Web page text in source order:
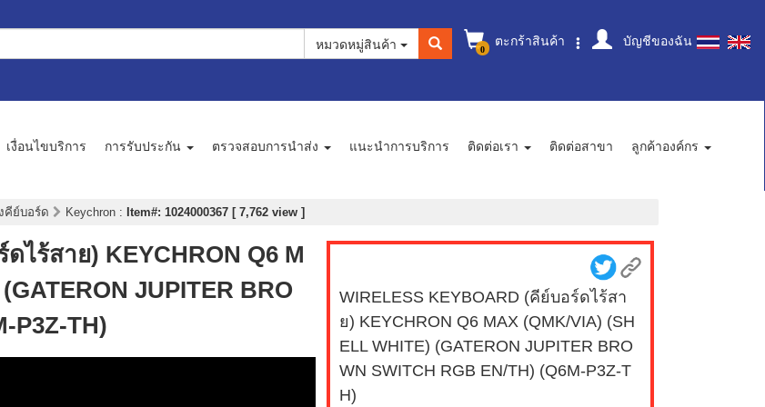
0 ตะกร้าสินค้า บัญชีของฉัน
หมวดหมู่สินค้า
เงื่อนไขบริการ การรับประกัน ตรวจสอบการนำส่ง แนะนำการบริการ ติดต่อเรา ติดต่อสาขา
ลูกค้าองค์กร
คีย์บอร์ด Keychron : Item#: 1024000367 [ 7,762 view ]
ไร้สาย) KEYCHRON Q6 M
JUPITER BRO
P3Z-TH)
WIRELESS KEYBOARD (คีย์บอร์ดไร้สา
ย) KEYCHRON Q6 MAX (QMK/VIA) (SH
ELL WHITE) (GATERON JUPITER BRO
WN SWITCH RGB EN/TH) (Q6M-P3Z-T
H)